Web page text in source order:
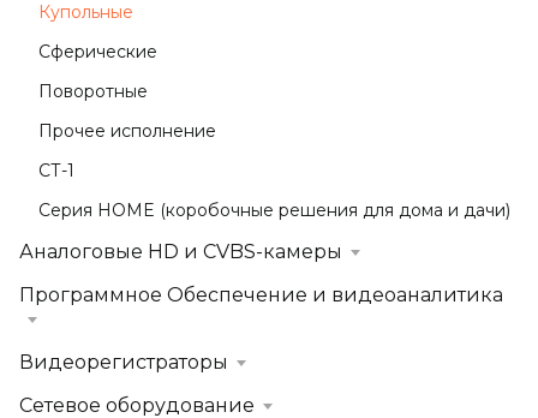
Купольные
Сферические
Поворотные
Прочее исполнение
СТ-1
Серия HOME (коробочные решения для дома и дачи)
Аналоговые HD и CVBS-камеры
Программное Обеспечение и видеоаналитика
Видеорегистраторы
Сетевое оборудование